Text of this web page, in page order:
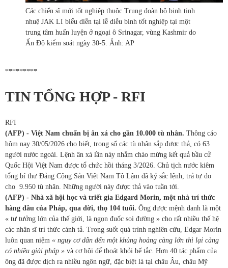
Các chiến sĩ mới tốt nghiệp thuộc Trung đoàn bộ binh tinh
nhuệ JAK LI biểu diễn tại lễ diễu binh tốt nghiệp tại một
trung tâm huấn luyện ở ngoại ô Srinagar, vùng Kashmir do
Ấn Độ kiểm soát ngày 30-5. Ảnh: AP
*********
TIN TỔNG HỢP - RFI
RFI
(AFP) - Việt Nam chuẩn bị ân xá cho gần 10.000 tù nhân. Thông cáo
hôm nay 30/05/2026 cho biết, trong số các tù nhân sắp được thả, có 63
người nước ngoài. Lệnh ân xá lần này nhằm chào mừng kết quả bầu cử
Quốc Hội Việt Nam được tổ chức hồi tháng 3/2026. Chủ tịch nước kiêm
tổng bí thư Đảng Cộng Sản Việt Nam Tô Lậm đã ký sắc lệnh, trả tự do
cho 9.950 tù nhân. Những người này được thả vào tuần tới.
(AFP) - Nhà xã hội học và triết gia Edgard Morin, một nhà trí thức
hàng đầu của Pháp, qua đời, thọ 104 tuổi. Ông được mệnh danh là một
« tư tưởng lớn của thế giới, là ngọn đuốc soi đường » cho rất nhiều thế hệ
các nhân sĩ trí thức cánh tả. Trong suốt quá trình nghiên cứu, Edgar Morin
luôn quan niệm « nguy cơ dẫn đến một khủng hoảng càng lớn thì lại càng
có nhiều giải pháp » và cơ hội để thoát khỏi bế tắc. Hơn 40 tác phẩm của
ông đã được dịch ra nhiều ngôn ngữ, đặc biệt là tại châu Âu, châu Mỹ